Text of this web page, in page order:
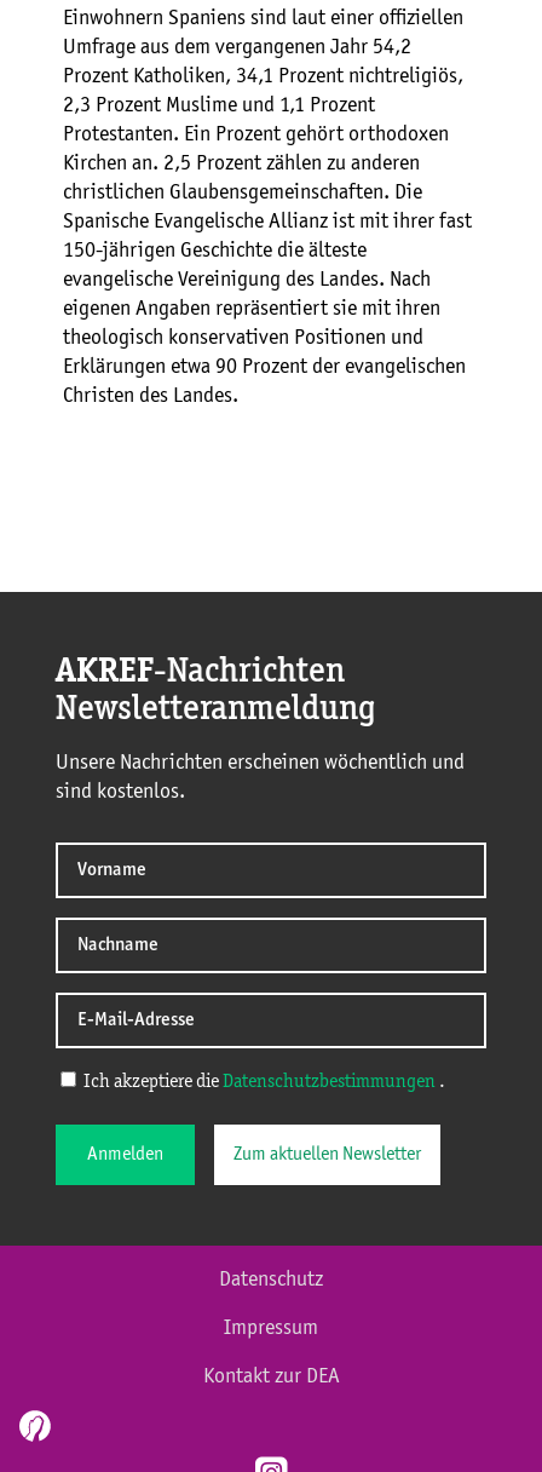
Einwohnern Spaniens sind laut einer offiziellen
Umfrage aus dem vergangenen Jahr 54,2
Prozent Katholiken, 34,1 Prozent nichtreligiös,
2,3 Prozent Muslime und 1,1 Prozent
Protestanten. Ein Prozent gehört orthodoxen
Kirchen an. 2,5 Prozent zählen zu anderen
christlichen Glaubensgemeinschaften. Die
Spanische Evangelische Allianz ist mit ihrer fast
150-jährigen Geschichte die älteste
evangelische Vereinigung des Landes. Nach
eigenen Angaben repräsentiert sie mit ihren
theologisch konservativen Positionen und
Erklärungen etwa 90 Prozent der evangelischen
Christen des Landes.
AKREF-Nachrichten
Newsletteranmeldung
Unsere Nachrichten erscheinen wöchentlich und
sind kostenlos.
Ich akzeptiere die Datenschutzbestimmungen .
Anmelden Zum aktuellen Newsletter
Datenschutz
Impressum
Kontakt zur DEA